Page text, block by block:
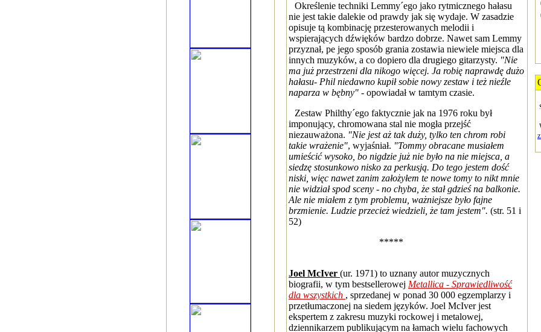
Określenie techniki Lemmy´ego jako rytmicznego hałasu
nie jest takie dalekie od prawdy jak się wydaje. W zasadzie
opisuje tą kombinację przesterowanych melodii i
wspierających dźwięków bardzo dobrze. Nawet sam Lemmy
przyznał, pe jego sposób grania zostawia niewiele miejsca dla
innych muzyków, a co dopiero dla drugiego gitarzysty. "Nie
ma już przestrzeni dla nikogo więcej. Ja robię naprawdę dużo
hałasu- Phil niedawno kupił sobie nowy zestaw i też nieźle
naparza w bębny" - opowiadał w tamtym czasie.
Zestaw Philthy´ego faktycznie jak na 1976 roku był
imponujący, chromowana stal nie mogła przejść
niezauważona. "Nie jest aż tak duży, tylko ten chrom robi
takie wrażenie", wyjaśniał. "Tommy obracane musiałem
umieścić wysoko, bo nigdzie już nie było na nie miejsca, a
siedzę stosunkowo nisko za perkusją. Do tego jestem dość
niski, więc nawet zanim założyłem te nowe tomy to nikt mnie
nie widział spod sceny - no chyba, że stał gdzieś na balkonie.
Ale nie miałem z tym problemu, ważniejsze było fajne
brzmienie. Ludzie przecież wiedzieli, że tam jestem". (str. 51 i
52)
*****
Joel McIver (ur. 1971) to uznany autor muzycznych
biografii, w tym bestsellerowej Metallica - Sprawiedliwość
dla wszystkich , sprzedanej w ponad 30 000 egzemplarzy i
przetłumaczonej na siedem języków. Joel McIver jest
ekspertem z zakresu muzyki rockowej i metalowej,
dziennikarzem publikującym na łamach wielu fachowych